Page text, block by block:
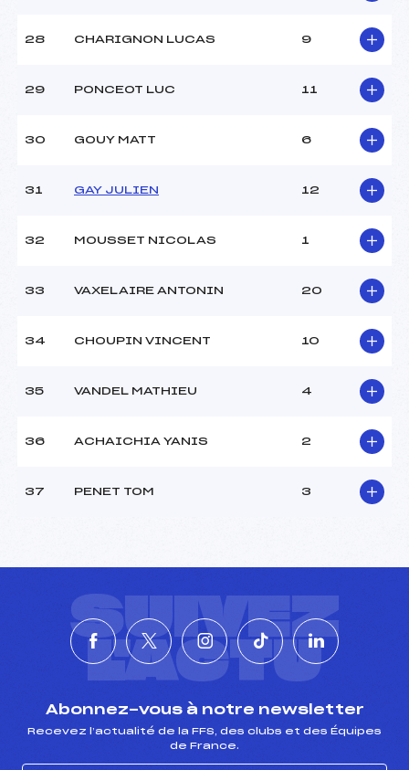
28 CHARIGNON LUCAS 9
29 PONCEOT LUC 11
30 GOUY MATT 6
31 GAY JULIEN 12
32 MOUSSET NICOLAS 1
33 VAXELAIRE ANTONIN 20
34 CHOUPIN VINCENT 10
35 VANDEL MATHIEU 4
36 ACHAICHIA YANIS 2
37 PENET TOM 3
SUIVEZ
L'ACTU
Abonnez-vous à notre newsletter
Recevez l’actualité de la FFS, des clubs et des Équipes
de France.